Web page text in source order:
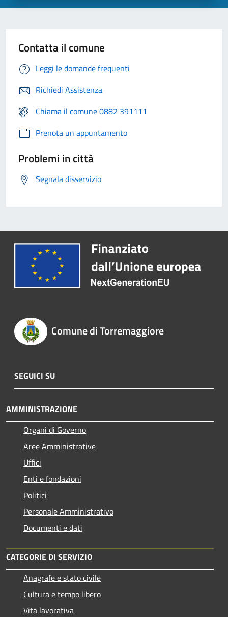
Contatta il comune
Leggi le domande frequenti
Richiedi Assistenza
Chiama il comune 0882 391111
Prenota un appuntamento
Problemi in città
Segnala disservizio
Comune di Torremaggiore
SEGUICI SU
AMMINISTRAZIONE
Organi di Governo
Aree Amministrative
Uffici
Enti e fondazioni
Politici
Personale Amministrativo
Documenti e dati
CATEGORIE DI SERVIZIO
Anagrafe e stato civile
Cultura e tempo libero
Vita lavorativa